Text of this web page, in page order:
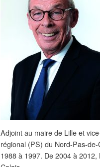
Adjoint au maire de Lille et
régional (PS) du Nord-Pas-
1988 à 1997. De 2004 à